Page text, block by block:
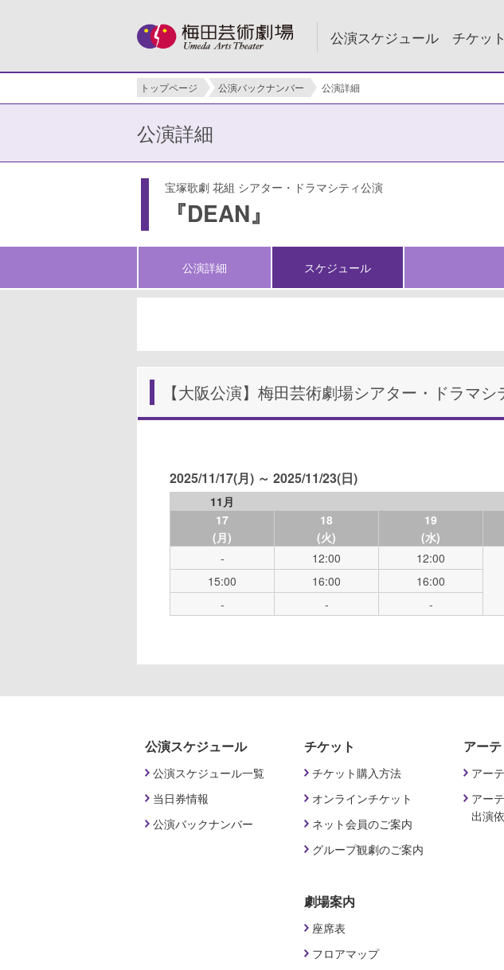
公演スケジュール チケット
トップページ 公演バックナンバー 公演詳細
公演詳細
宝塚歌劇 花組 シアター・ドラマシティ公演
『DEAN』
公演詳細 スケジュール
【大阪公演】梅田芸術劇場シアター・ドラマシ
2025/11/17(月) ～ 2025/11/23(日)
11月
17
(月)
18
(火)
19
(水)
-
12:00
12:00
15:00
16:00 16:00
-
- -
公演スケジュール
公演スケジュール一覧
当日券情報
公演バックナンバー
チケット
チケット購入方法
オンラインチケット
ネット会員のご案内
グループ観劇のご案内
劇場案内
座席表
フロアマップ
アー
アー
アー
出演